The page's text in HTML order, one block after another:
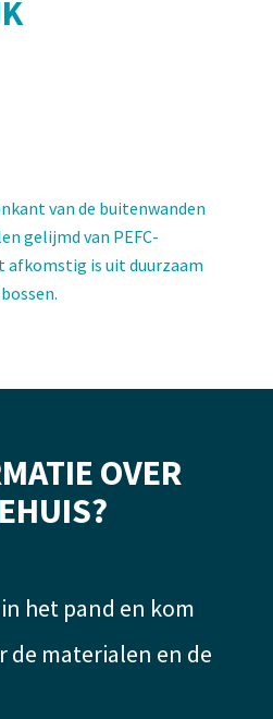
van de buitenwanden
gelijmd van PEFC-
afkomstig is uit duurzaam
OVER
het pand en kom
de materialen en de